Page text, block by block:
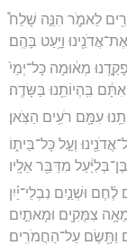
לֵאמֹ֑ר הִנֵּ֣ה שָׁלַח֩
וַיָּ֥עַט בָּהֶֽם׃
מְא֔וּמָה כָּל־יְמֵי֙
בִּֽהְיוֹתֵ֖נוּ בַּשָּׂדֶֽה׃
עִמָּ֖ם רֹעִ֥ים הַצֹּֽאן׃
וְעַ֣ל כָּל־בֵּית֑וֹ
מִדַּבֵּ֖ר אֵלָֽיו׃
וּשְׁנַ֣יִם נִבְלֵי־יַ֗יִן
צִמֻּקִ֖ים וּמָאתַ֣יִם
וַתָּ֖שֶׂם עַל־הַחֲמֹרִֽים׃